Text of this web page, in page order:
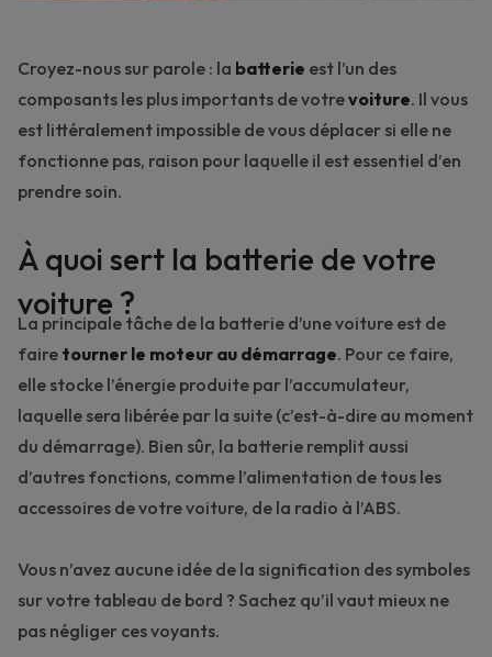
Croyez-nous sur parole : la batterie est l’un des
composants les plus importants de votrevoiture. Il vous
est littéralement impossible de vous déplacer si elle ne
fonctionne pas, raison pour laquelle il est essentiel d’en
prendre soin.
À quoi sert la batterie de votre
voiture ?
La principale tâche de la batterie d’une voiture est de
faire tourner le moteur au démarrage. Pour ce faire,
elle stocke l’énergie produite par l’accumulateur,
laquelle sera libérée par la suite (c’est-à-dire au moment
du démarrage). Bien sûr, la batterie remplit aussi
d’autres fonctions, comme l’alimentation de tous les
accessoires de votre voiture, de la radio à l’ABS.
Vous n’avez aucune idée de la signification des symboles
sur votre tableau de bord ? Sachez qu’il vaut mieux ne
pas négliger ces voyants.